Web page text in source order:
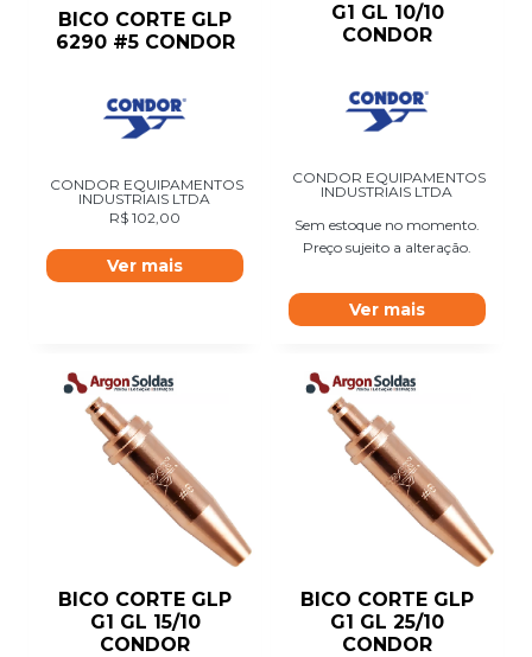
BICO CORTE GLP
6290 #5 CONDOR
CONDOR EQUIPAMENTOS
INDUSTRIAIS LTDA
R$ 102,00
Ver mais
G1 GL 10/10
CONDOR
CONDOR EQUIPAMENTOS
INDUSTRIAIS LTDA
Sem estoque no momento.
Preço sujeito a alteração.
Ver mais
BICO CORTE GLP
G1 GL 15/10
CONDOR
BICO CORTE GLP
G1 GL 25/10
CONDOR